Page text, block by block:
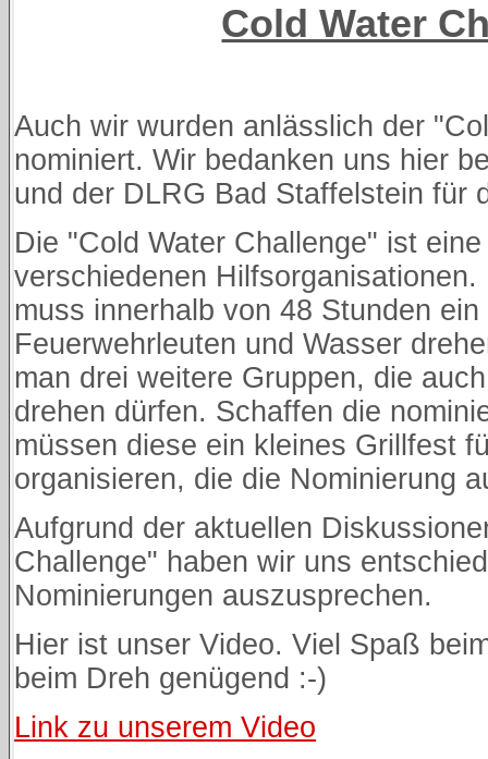
Cold Water
Auch wir wurden anlässlich der
nominiert. Wir bedanken uns hier
und der DLRG Bad Staffelstein für
Die "Cold Water Challenge" ist
verschiedenen
muss innerhalb von 48 Stunden
Feuerwehrleuten und Wasser
man drei weitere Gruppen, die
drehen dürfen. Schaffen die
müssen diese ein kleines Grillfest
organisieren, die die Nominierung
Aufgrund der aktuellen
Challenge" haben wir uns
Nominierungen auszusprechen.
Hier ist unser Video. Viel Spaß
beim Dreh genügend :-)
Link zu unserem Video